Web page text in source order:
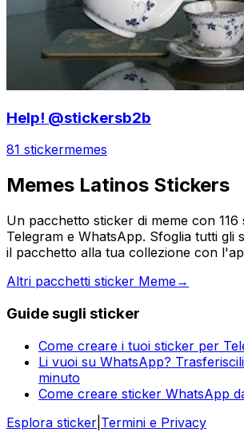
Help! @stickersb2b
81 stickermemes
Memes Latinos Stickers
Un pacchetto sticker di meme con
Telegram e WhatsApp. Sfoglia tutti gli
il pacchetto alla tua collezione con
Altri pacchetti sticker Meme→
Guide sugli sticker
Come creare i tuoi sticker per
Li vuoi su WhatsApp?
minuto
Come creare sticker WhatsApp
Esplora sticker Termini e Privacy